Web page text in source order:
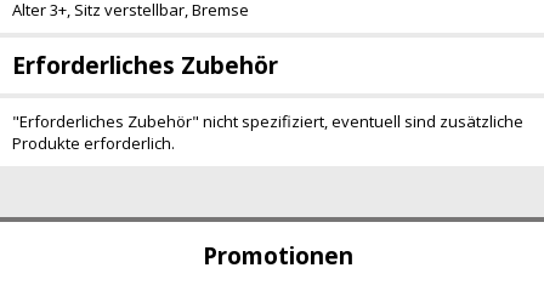
Promotionen
Alter 3+, Sitz verstellbar, Bremse
Erforderliches Zubehör
"Erforderliches Zubehör" nicht spezifiziert, eventuell sind zusätzliche
Produkte erforderlich.